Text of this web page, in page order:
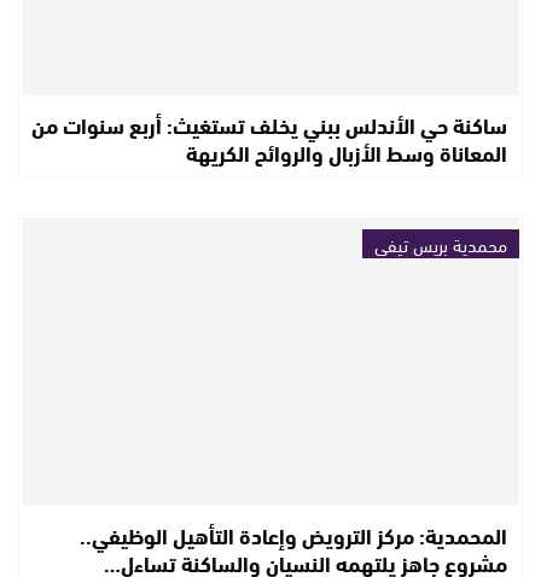
ساكنة حي الأندلس ببني يخلف تستغيث: أربع سنوات من
المعاناة وسط الأزبال والروائح الكريهة
محمدية بريس تيفي
المحمدية: مركز الترويض وإعادة التأهيل الوظيفي..
مشروع جاهز يلتهمه النسيان والساكنة تساءل…